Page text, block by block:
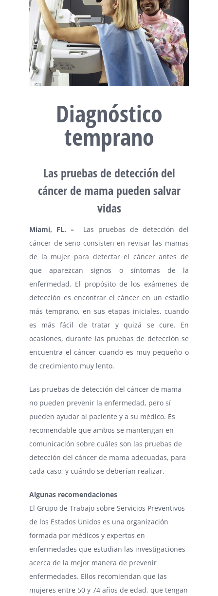
Diagnóstico
temprano
Las pruebas de detección del
cáncer de mama pueden salvar
vidas
Miami, FL. – Las pruebas de detección del
cáncer de seno consisten en revisar las mamas
de la mujer para detectar el cáncer antes de
que aparezcan signos o síntomas de la
enfermedad. El propósito de los exámenes de
detección es encontrar el cáncer en un estadio
más temprano, en sus etapas iniciales, cuando
es más fácil de tratar y quizá se cure. En
ocasiones, durante las pruebas de detección se
encuentra el cáncer cuando es muy pequeño o
de crecimiento muy lento.
Las pruebas de detección del cáncer de mama
no pueden prevenir la enfermedad, pero sí
pueden ayudar al paciente y a su médico. Es
recomendable que ambos se mantengan en
comunicación sobre cuáles son las pruebas de
detección del cáncer de mama adecuadas, para
cada caso, y cuándo se deberían realizar.
Algunas recomendaciones
El Grupo de Trabajo sobre Servicios Preventivos
de los Estados Unidos es una organización
formada por médicos y expertos en
enfermedades que estudian las investigaciones
acerca de la mejor manera de prevenir
enfermedades. Ellos recomiendan que las
mujeres entre 50 y 74 años de edad, que tengan